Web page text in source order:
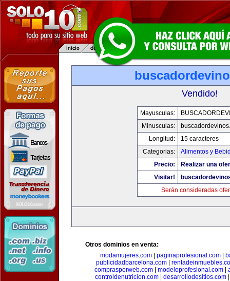
Vendido!
Mayusculas:
Minusculas:
Longitud:
15 caracteres
Categorias:
Alimentos y
Precio:
Realizar una
Visitar!
Serán consideradas
Otros dominios en venta:
modamujeres.com
paginaprofesional.com
publicidadbarcelona.com
comprasporweb.com| modeloprofesional.com|
controldenutricion.com
desarrollodesitios.com